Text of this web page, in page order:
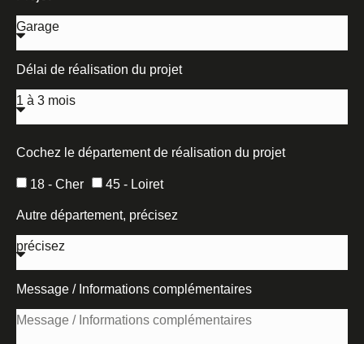
Délai de réalisation du projet
Cochez le département de réalisation du projet
18 - Cher 45 - Loiret
Autre département, précisez
Message / Informations complémentaires